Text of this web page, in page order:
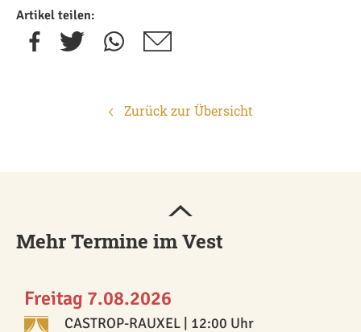
Artikel teilen:
Zurück zur Übersicht
Mehr Termine im Vest
Freitag 7.08.2026
CASTROP-RAUXEL | 12:00 Uhr